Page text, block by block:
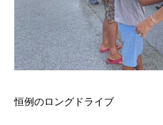
恒例のロングドライブ